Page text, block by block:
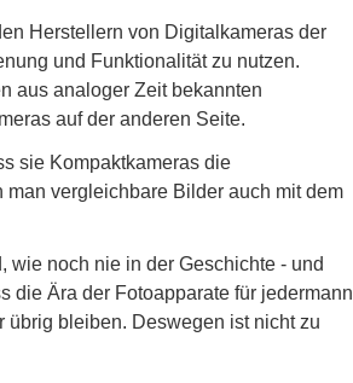
Herstellern von Digitalkameras der
und Funktionalität zu nutzen.
aus analoger Zeit bekannten
auf der anderen Seite.
sie Kompaktkameras die
vergleichbare Bilder auch mit dem
wie noch nie in der Geschichte - und
die Ära der Fotoapparate für jedermann
übrig bleiben. Deswegen ist nicht zu